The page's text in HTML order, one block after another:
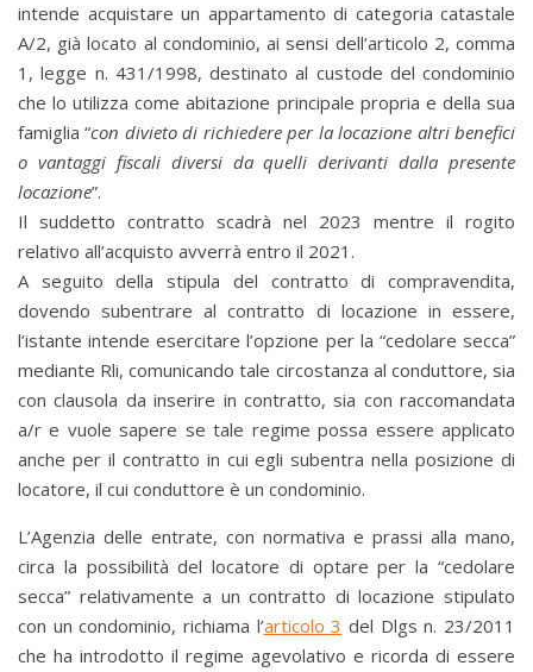
intende acquistare un appartamento di categoria catastale
A/2, già locato al condominio, ai sensi dell’articolo 2, comma
1, legge n. 431/1998, destinato al custode del condominio
che lo utilizza come abitazione principale propria e della sua
famiglia “con divieto di richiedere per la locazione altri benefici
o vantaggi fiscali diversi da quelli derivanti dalla presente
locazione”.
Il suddetto contratto scadrà nel 2023 mentre il rogito
relativo all’acquisto avverrà entro il 2021.
A seguito della stipula del contratto di compravendita,
dovendo subentrare al contratto di locazione in essere,
l’istante intende esercitare l’opzione per la “cedolare secca”
mediante Rli, comunicando tale circostanza al conduttore, sia
con clausola da inserire in contratto, sia con raccomandata
a/r e vuole sapere se tale regime possa essere applicato
anche per il contratto in cui egli subentra nella posizione di
locatore, il cui conduttore è un condominio.
L’Agenzia delle entrate, con normativa e prassi alla mano,
circa la possibilità del locatore di optare per la “cedolare
secca” relativamente a un contratto di locazione stipulato
con un condominio, richiama l’articolo 3 del Dlgs n. 23/2011
che ha introdotto il regime agevolativo e ricorda di essere